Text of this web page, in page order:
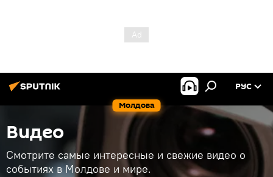
Молдова
РУС
Видео
Смотрите самые интересные и свежие видео о
событиях в Молдове и мире.